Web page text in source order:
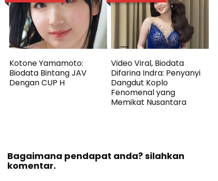
Kotone Yamamoto:
Biodata Bintang JAV
Dengan CUP H
Video Viral, Biodata
Difarina Indra: Penyanyi
Dangdut Koplo
Fenomenal yang
Memikat Nusantara
Bagaimana pendapat anda? silahkan
komentar.